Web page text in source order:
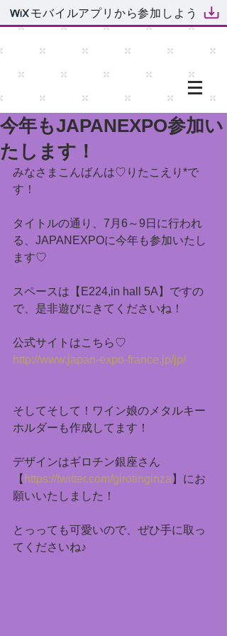
モバイルアプリから参加しよう
今年もJAPANEXPO参加い
たします！
みなさまこんばんは♡りたこえり*で
す！
タイトルの通り、7月6～9日に行われ
る、JAPANEXPOに今年も参加いたし
ます♡
スペースは【E224,in hall 5A】ですの
で、是非遊びにきてくださいね！
公式サイトはこちら♡
http://www.japan-expo-france.jp/jp/
そしてそして！ワイン娘のメタルキー
ホルダーも作成してます！
デザインはギロチン銀座さん
【 https://twitter.com/girotinginza 】にお
願いいたしました！
とっっても可愛いので、ぜひ手に取っ
てくださいね♪